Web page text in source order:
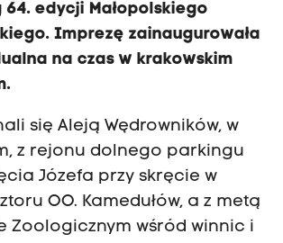
64. edycji Małopolskiego
Imprezę zainaugurowała
na czas w krakowskim
się Aleją Wędrowników, w
z rejonu dolnego parkingu
Józefa przy skręcie w
OO. Kamedułów, a z metą
Zoologicznym wśród winnic i